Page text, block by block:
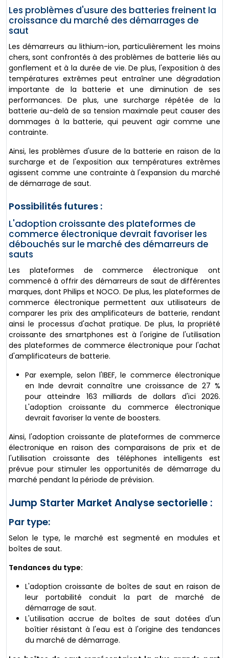
Les problèmes d'usure des batteries freinent la
croissance du marché des démarrages de
saut
Les démarreurs au lithium-ion, particulièrement les moins
chers, sont confrontés à des problèmes de batterie liés au
gonflement et à la durée de vie. De plus, l'exposition à des
températures extrêmes peut entraîner une dégradation
importante de la batterie et une diminution de ses
performances. De plus, une surcharge répétée de la
batterie au-delà de sa tension maximale peut causer des
dommages à la batterie, qui peuvent agir comme une
contrainte.
Ainsi, les problèmes d'usure de la batterie en raison de la
surcharge et de l'exposition aux températures extrêmes
agissent comme une contrainte à l'expansion du marché
de démarrage de saut.
Possibilités futures :
L'adoption croissante des plateformes de
commerce électronique devrait favoriser les
débouchés sur le marché des démarreurs de
sauts
Les plateformes de commerce électronique ont
commencé à offrir des démarreurs de saut de différentes
marques, dont Philips et NOCO. De plus, les plateformes de
commerce électronique permettent aux utilisateurs de
comparer les prix des amplificateurs de batterie, rendant
ainsi le processus d'achat pratique. De plus, la propriété
croissante des smartphones est à l'origine de l'utilisation
des plateformes de commerce électronique pour l'achat
d'amplificateurs de batterie.
Par exemple, selon l'IBEF, le commerce électronique
en Inde devrait connaître une croissance de 27 %
pour atteindre 163 milliards de dollars d'ici 2026.
L'adoption croissante du commerce électronique
devrait favoriser la vente de boosters.
Ainsi, l'adoption croissante de plateformes de commerce
électronique en raison des comparaisons de prix et de
l'utilisation croissante des téléphones intelligents est
prévue pour stimuler les opportunités de démarrage du
marché pendant la période de prévision.
Jump Starter Market Analyse sectorielle :
Par type:
Selon le type, le marché est segmenté en modules et
boîtes de saut.
Tendances du type:
L'adoption croissante de boîtes de saut en raison de
leur portabilité conduit la part de marché de
démarrage de saut.
L'utilisation accrue de boîtes de saut dotées d'un
boîtier résistant à l'eau est à l'origine des tendances
du marché de démarrage.